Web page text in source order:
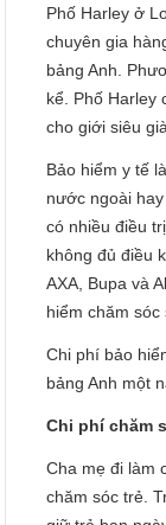
Phố Harley ở
chuyên gia
bảng Anh.
kể. Phố Harley
cho giới siêu
Bảo hiểm y tế
nước ngoài
có nhiều điều
không đủ điều
AXA, Bupa và
hiểm chăm
Chi phí bảo
bảng Anh một
Chi phí chăm
Cha mẹ đi làm
chăm sóc trẻ.